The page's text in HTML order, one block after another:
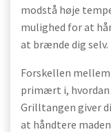
modstå høje
mulighed for at
at brænde dig selv.
Forskellen
primært i, hvordan
Grilltangen giver
at håndtere